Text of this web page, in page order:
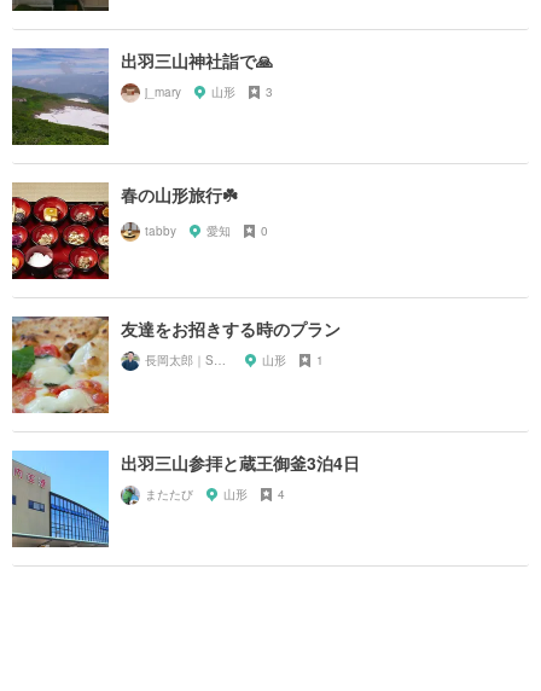
出羽三山神社詣で🙏
j_mary 山形 3
春の山形旅行☘️
tabby 愛知 0
友達をお招きする時のプラン
山形 1
出羽三山参拝と蔵王御釜3泊4日
またたび 山形 4